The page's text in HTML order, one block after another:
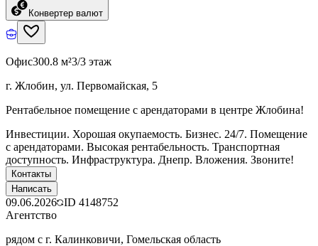
Конвертер валют
Офис300.8 м²3/3 этаж
г. Жлобин, ул. Первомайская, 5
Рентабельное помещение с арендаторами в центре Жлобина!
Инвестиции. Хорошая окупаемость. Бизнес. 24/7. Помещение
с арендаторами. Высокая рентабельность. Транспортная
доступность. Инфраструктура. Днепр. Вложения. Звоните!
Контакты
Написать
09.06.2026 ID 4148752
Агентство
рядом с г. Калинковичи, Гомельская область